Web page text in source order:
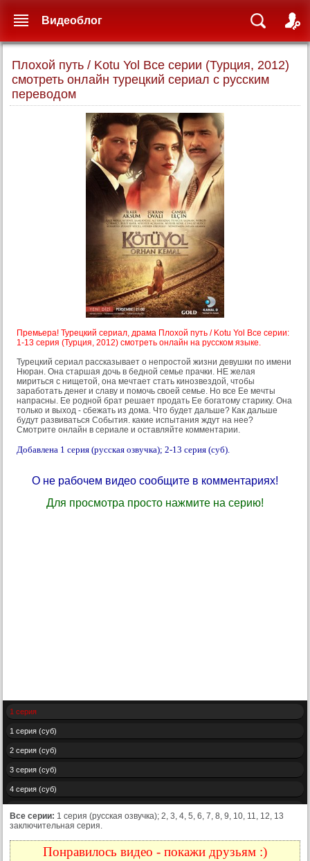
Плохой путь / Kotu Yol Все серии (Турция, 2012)
смотреть онлайн турецкий сериал с русским
переводом
Премьера! Турецкий сериал, драма Плохой путь / Kotu Yol Все серии:
1-13 серия (Турция, 2012) смотреть онлайн на русском языке.
Турецкий сериал рассказывает о непростой жизни девушки по имени
Нюран. Она старшая дочь в бедной семье прачки. НЕ желая
мириться с нищетой, она мечтает стать кинозвездой, чтобы
заработать денег и славу и помочь своей семье. Но все Ее мечты
напрасны. Ее родной брат решает продать Ее богатому старику. Она
только и выход - сбежать из дома. Что будет дальше? Как дальше
будут развиваться События. какие испытания ждут на нее?
Смотрите онлайн в сериале и оставляйте комментарии.
Добавлена 1 серия (русская озвучка); 2-13 серия (суб).
О не рабочем видео сообщите в комментариях!
Для просмотра просто нажмите на серию!
1 серия
1 серия (суб)
2 серия (суб)
3 серия (суб)
4 серия (суб)
6 серия (суб)
7 серия (суб)
Все серии: 1 серия (русская озвучка); 2, 3, 4, 5, 6, 7, 8, 9, 10, 11, 12, 13
заключительная серия.
Понравилось видео - покажи друзьям :)
Видеоблог